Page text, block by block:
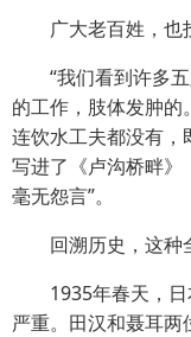
广大老百姓，也投
“我们看到许多五
的工作，肢体发肿的
连饮水工夫都没有，
写进了《卢沟桥畔》
毫无怨言”。
回溯历史，这种全
1935年春天，日
严重。田汉和聂耳